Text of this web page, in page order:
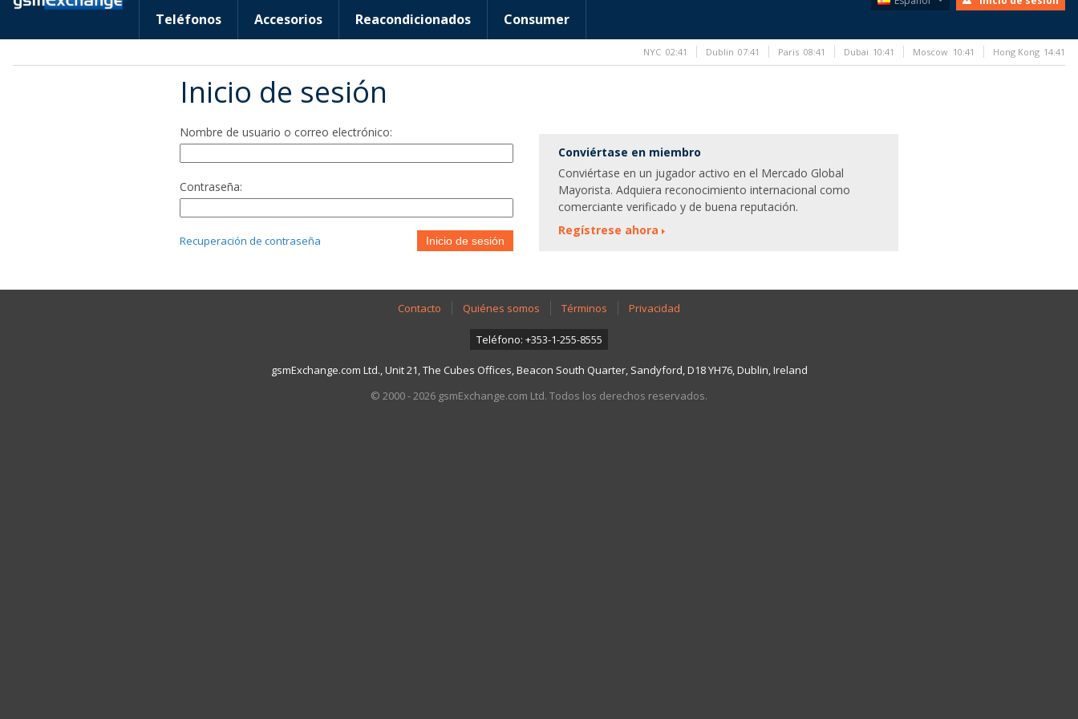
Teléfonos Accesorios Reacondicionados Consumer
Inicio de sesión
Nombre de usuario o correo electrónico:
Contraseña:
Recuperación de contraseña Inicio de sesión
Conviértase en miembro
Conviértase en un jugador activo en el Mercado Global
Mayorista. Adquiera reconocimiento internacional como
comerciante verificado y de buena reputación.
Regístrese ahora
Contacto Quiénes somos Términos Privacidad
Teléfono: +353-1-255-8555
gsmExchange.com Ltd., Unit 21, The Cubes Offices, Beacon South Quarter, Sandyford, D18 YH76, Dublin, Ireland
© 2000 - 2026 gsmExchange.com Ltd. Todos los derechos reservados.
NYC 02:41 Dublin 07:41 Paris 08:41 Dubai 10:41 Moscow 10:41 Hong Kong 14:41